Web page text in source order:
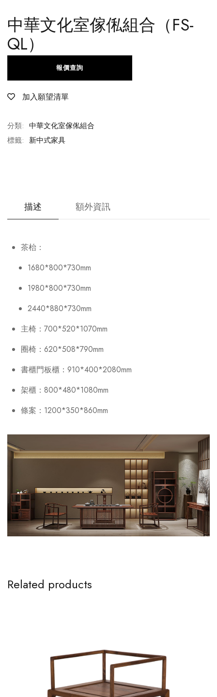
中華文化室傢俬組合（FS-
QL）
加入願望清單
報價查詢
分類: 中華文化室傢俬組合
標籤: 新中式家具
描述 額外資訊
茶枱：
1680*800*730mm
1980*800*730mm
2440*880*730mm
主椅：700*520*1070mm
圈椅：620*508*790mm
書櫃門板櫃：910*400*2080mm
架櫃：800*480*1080mm
條案：1200*350*860mm
Related products